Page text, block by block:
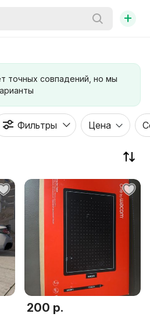
+
точных совпадений, но мы
Фильтры Цена
200 р.